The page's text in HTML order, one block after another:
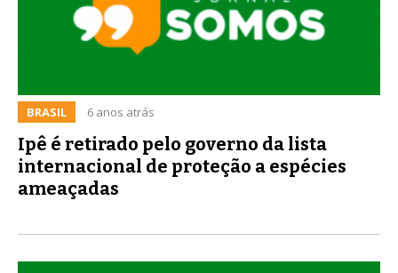
BRASIL 6 anos atrás
Ipê é retirado pelo governo da lista
internacional de proteção a espécies
ameaçadas